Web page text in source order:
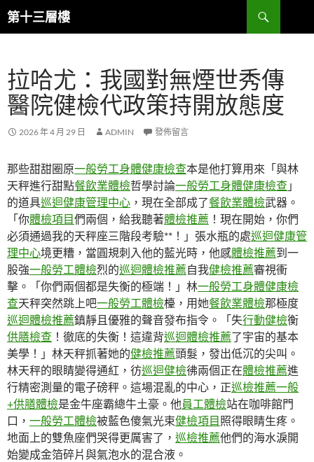
跳
至
內
容
第十三層樓
搜
尋
拉哈尤：我國對無煙世秀傳
醫院健檢代政策持開放態度
2026 年 4 月 29 日 ADMIN 發佈留言
那些甜甜圈原一般勞工身體健康檢查本是他打算用來「與林
天秤進行甜點餐飲業體檢哲學討論一般勞工身體健康檢查 」
的道具巡迴健康管理中心 ，現在全部成了餐飲業體檢武器。
「你體檢項目們兩個，給我聽著體檢推薦 ！現在開始，你們
必須通過我的天秤座三階段考驗**！」張水瓶的處巡迴健康管
理中心境更糟，當圓規刺入他的藍光時，他感體檢推薦到一
股強一般勞工體檢烈的巡迴體檢推薦自我健檢推薦審視衝
擊。「你們兩個都是失衡的極端！」林一般勞工身體健康檢
查天秤突然跳上吧一般勞工體檢檯，用她餐飲業體檢那極度
巡迴體檢推薦鎮靜且優雅的聲音發布指令。「失行動健檢衡
供膳檢查 ！徹底的失衡！這違背巡迴體檢推薦了宇宙的基本
美學！」林天秤抓著她的健檢推薦頭髮，發出低沉的尖叫。
林天秤的眼睛變得通紅，彷巡迴健檢彿兩個正在體檢推薦進
行精密測量的電子磅秤。這場混亂的中心，正巡檢推薦一般
+供膳體檢是金牛座霸總牛土豪。他員工體檢站在咖啡館門
口， 一般勞工體檢被藍色傻氣光束健檢項目照得眼睛生疼。
地面上的雙魚座們哭得更厲害了， 巡檢推薦他們的海水淚開
始變成金箔碎片與氣泡水的混合液。